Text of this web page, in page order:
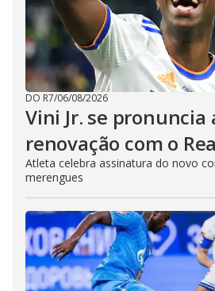
DO R7/06/08/2026
Vini Jr. se pronuncia
renovação com o
Atleta celebra assinatura do novo
merengues